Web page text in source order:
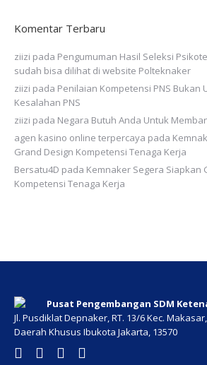
Komentar Terbaru
ziizi pada Pengumuman Hasil Seleksi
sudah bisa dilihat di website Polteknaker
ziizi pada Penilaian Kompetensi PNS Bukan
Kesalahan PNS
ziizi pada Negara Butuh Anda Untuk
agen kasino online terpercaya pada
Grand Design Kompetensi Tenaga Kerja
Bersatu4D pada Kemnaker Segera Siapkan
Kompetensi Tenaga Kerja
Pusat Pengembangan SDM
Jl. Pusdiklat Depnaker, RT. 13/6 Kec.
Daerah Khusus Ibukota Jakarta, 13570